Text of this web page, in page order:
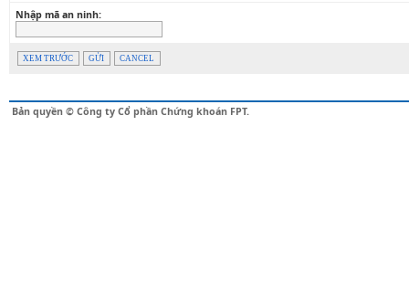
Nhập mã an ninh:
XEM TRƯỚC GỬI CANCEL
Bản quyền © Công ty Cổ phần Chứng khoán FPT.